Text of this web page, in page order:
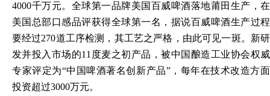
4000千万元。全球第一品牌美国百威啤酒落地莆田生产，在
美国总部口感品评获得全球第一名，据说百威啤酒生产过程
要经过270道工序检测，其工艺之严格，由此可见一斑。新研
发并投入市场的11度麦之初产品，被中国酿造工业协会权威
专家评定为“中国啤酒著名创新产品”，每年在技术改造方面
投资超过3000万元。